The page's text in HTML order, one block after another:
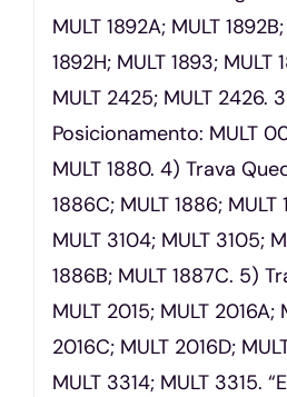
MULT 1892A; MULT
1892H; MULT 1893; MULT
MULT 2425; MULT 2426.
Posicionamento: MULT
MULT 1880. 4) Trava
1886C; MULT 1886; MULT
MULT 3104; MULT 3105;
1886B; MULT 1887C. 5)
MULT 2015; MULT 2016A;
2016C; MULT 2016D;
MULT 3314; MULT 3315.